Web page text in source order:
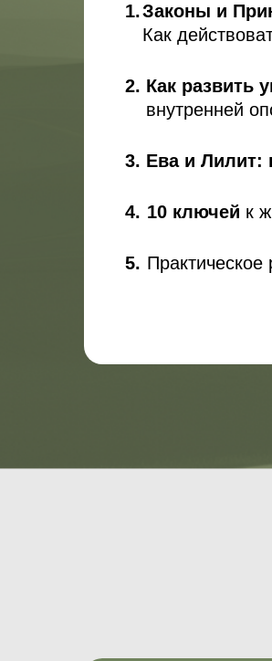
Законы и
Как
Как развить
внутренней
Ева и Лилит:
10 ключей к
Практическое
1.
2.
3.
4.
5.